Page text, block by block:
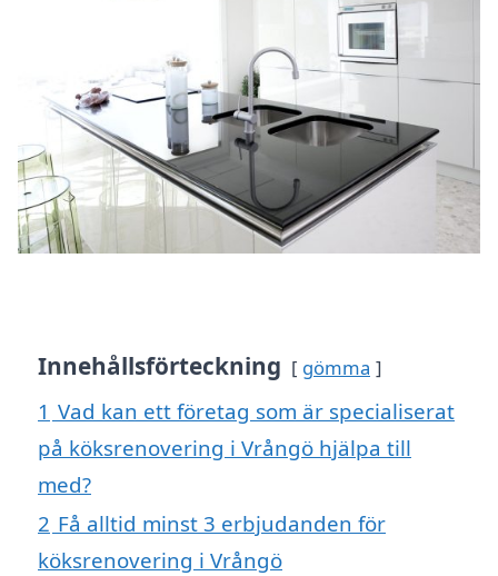
Innehållsförteckning gömma
1 Vad kan ett företag som är specialiserat
på köksrenovering i Vrångö hjälpa till
med?
2 Få alltid minst 3 erbjudanden för
köksrenovering i Vrångö